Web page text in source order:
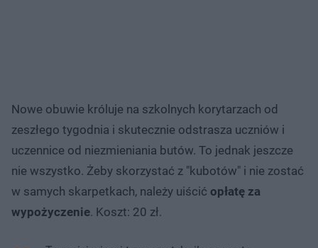
Nowe obuwie króluje na szkolnych korytarzach od
zeszłego tygodnia i skutecznie odstrasza uczniów i
uczennice od niezmieniania butów. To jednak jeszcze
nie wszystko. Żeby skorzystać z "kubotów" i nie zostać
w samych skarpetkach, należy uiścić opłatę za
wypożyczenie. Koszt: 20 zł.